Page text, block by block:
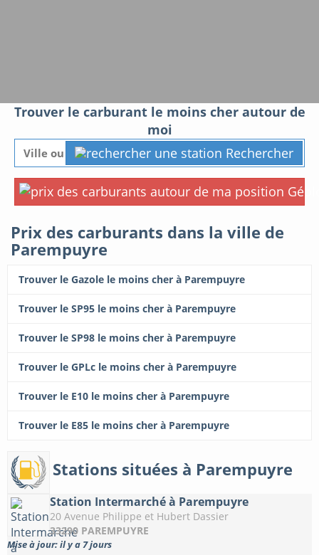
Trouver le carburant le moins cher autour de
moi
Rechercher
Prix des carburants dans la ville de
Parempuyre
Trouver le Gazole le moins cher à Parempuyre
Trouver le SP95 le moins cher à Parempuyre
Trouver le SP98 le moins cher à Parempuyre
Trouver le GPLc le moins cher à Parempuyre
Trouver le E10 le moins cher à Parempuyre
Trouver le E85 le moins cher à Parempuyre
Stations situées à Parempuyre
Station Intermarché à Parempuyre
20 Avenue Philippe et Hubert Dassier
33290 PAREMPUYRE
Mise à jour: il y a 7 jours